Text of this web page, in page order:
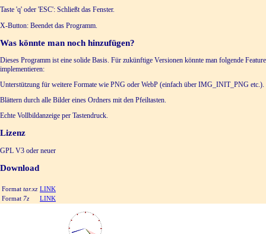
Taste 'q' oder 'ESC': Schließt das Fenster.
X-Button: Beendet das Programm.
Was könnte man noch hinzufügen?
Dieses Programm ist eine solide Basis. Für zukünftige Versionen könnte man folgende
implementieren:
Unterstützung für weitere Formate wie PNG oder WebP (einfach über IMG_INIT_PNG etc.).
Blättern durch alle Bilder eines Ordners mit den Pfeiltasten.
Echte Vollbildanzeige per Tastendruck.
Lizenz
GPL V3 oder neuer
Download
Format tar.xz LINK
Format 7z LINK